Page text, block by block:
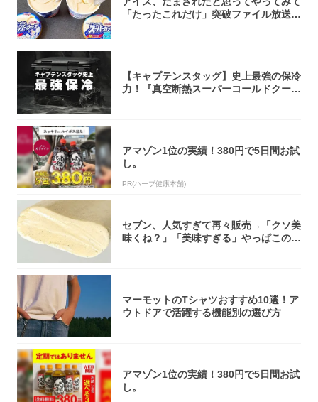
「たったこれだけ」突破ファイル放送で
【キャプテンスタッグ】史上最強の保冷
力！『真空断熱スーパーコールドクーラ
アマゾン1位の実績！380円で5日間お試
し。
PR(ハーブ健康本舗)
セブン、人気すぎて再々販売→「クソ美
味くね？」「美味すぎる」やっぱこのク
マーモットのTシャツおすすめ10選！ア
ウトドアで活躍する機能別の選び方
アマゾン1位の実績！380円で5日間お試
し。